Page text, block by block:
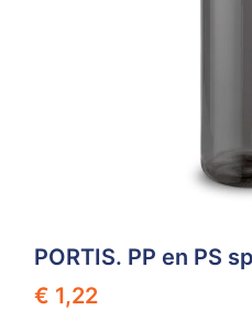
PORTIS. PP en PS
€ 1,22